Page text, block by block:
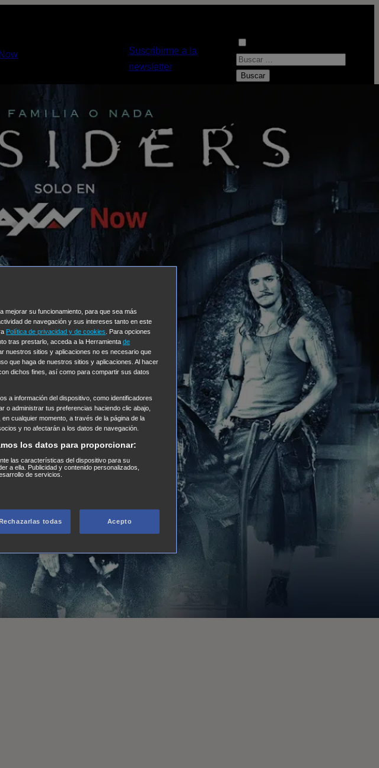
Suscribirme a la
newsletter
B
mejorar su funcionamiento, para que sea más
de navegación y sus intereses tanto en este
Política de privacidad y de cookies . Para opciones
tras prestarlo, acceda a la Herramienta de
nuestros sitios y aplicaciones no es necesario que
que haga de nuestros sitios y aplicaciones. Al hacer
dichos fines, así como para compartir sus datos
a información del dispositivo, como identificadores
o administrar tus preferencias haciendo clic abajo,
cualquier momento, a través de la página de la
y no afectarán a los datos de navegación.
los datos para proporcionar:
las características del dispositivo para su
a ella. Publicidad y contenido personalizados,
de servicios.
Rechazarlas todas Acepto